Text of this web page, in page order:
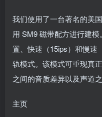
我们使用了一台著名的美
用 SM9 磁带配方进行建
置、快速（15ips）和慢速
轨模式。该模式可重现真
之间的音质差异以及声道
主页